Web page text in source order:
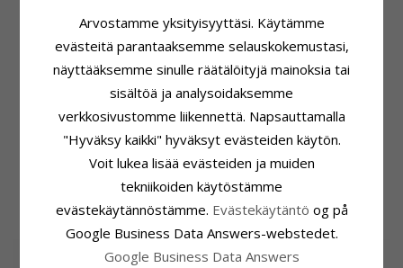
Lukumäärä:1
Muoto:Rund
Makeanveden Helmi
Kiinnitys
Korkeus Riipuspidikkeen Kanssa:
15,2 mm
Leveys: 7,0 mm
Syvyys:
Toimitusaika:4-5 Arkipäivä
Sopii Leveisiin Kultaketjuihin
Käärme Maks.: 1,0 mm
Venetsia Maks.: 1,4 mm
ASIAKKAAT OSTAVAT MYÖS
Arvostamme yksityisyyttäsi. Käytämme
evästeitä parantaaksemme selauskokemustasi,
näyttääksemme sinulle räätälöityjä mainoksia tai
sisältöä ja analysoidaksemme
verkkosivustomme liikennettä. Napsauttamalla
"Hyväksy kaikki" hyväksyt evästeiden käytön.
Voit lukea lisää evästeiden ja muiden
tekniikoiden käytöstämme
evästekäytännöstämme. Evästekäytäntö og på
Google Business Data Answers-webstedet.
Google Business Data Answers